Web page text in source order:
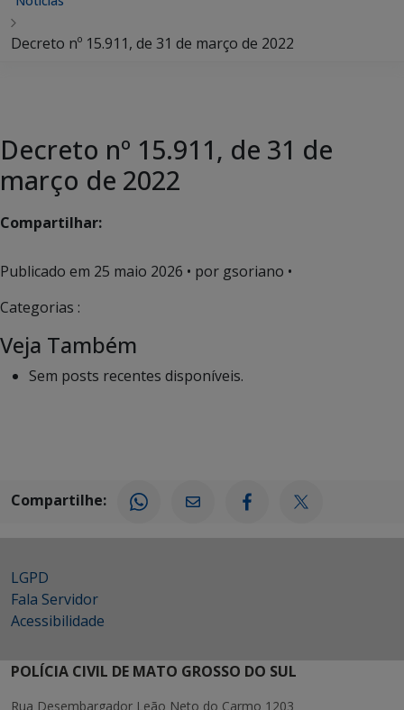
Decreto nº 15.911, de 31 de março de 2022
Decreto nº 15.911, de 31 de
março de 2022
Compartilhar:
Publicado em 25 maio 2026 • por gsoriano •
Categorias :
Veja Também
Sem posts recentes disponíveis.
Compartilhe:
LGPD
Fala Servidor
Acessibilidade
POLÍCIA CIVIL DE MATO GROSSO DO SUL
Rua Desembargador Leão Neto do Carmo 1203